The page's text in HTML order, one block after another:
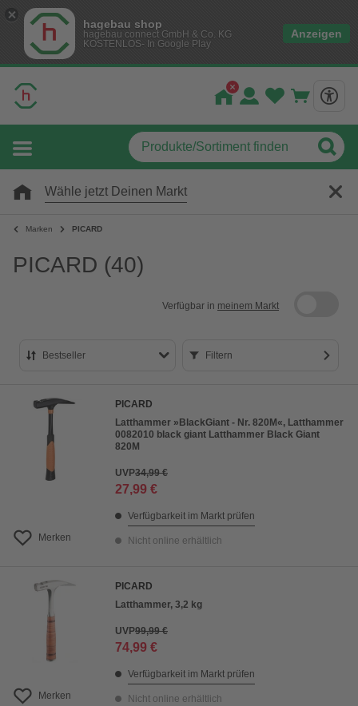
hagebau shop
hagebau connect GmbH & Co. KG
KOSTENLOS- In Google Play
Anzeigen
Wähle jetzt Deinen Markt
Marken PICARD
PICARD (40)
Verfügbar in meinem Markt
Bestseller
Preis aufsteigend
Preis absteigend
Bewertung
Filtern
Merken
PICARD
Latthammer »BlackGiant - Nr. 820M«, Latthammer
0082010 black giant Latthammer Black Giant
820M
UVP34,99 €
27,99 €
Verfügbarkeit im Markt prüfen
Nicht online erhältlich
Merken
PICARD
Latthammer, 3,2 kg
UVP99,99 €
74,99 €
Verfügbarkeit im Markt prüfen
Nicht online erhältlich